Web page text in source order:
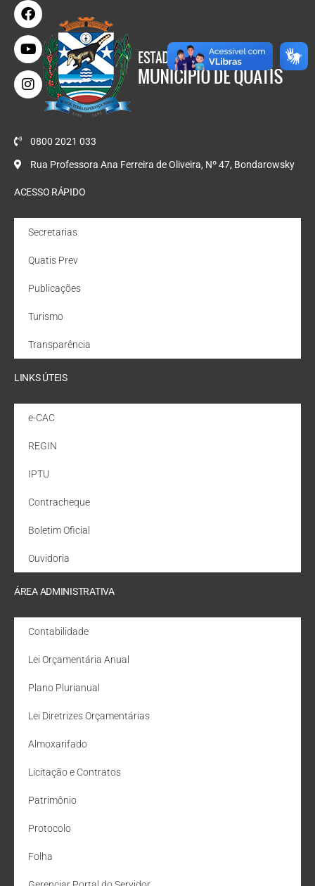
0800 2021 033
Rua Professora Ana Ferreira de Oliveira, Nº 47, Bondarowsky
ACESSO RÁPIDO
Secretarias
Quatis Prev
Publicações
Turismo
Transparência
LINKS ÚTEIS
e-CAC
REGIN
IPTU
Contracheque
Boletim Oficial
Ouvidoria
ÁREA ADMINISTRATIVA
Contabilidade
Lei Orçamentária Anual
Plano Plurianual
Lei Diretrizes Orçamentárias
Almoxarifado
Licitação e Contratos
Patrimônio
Protocolo
Folha